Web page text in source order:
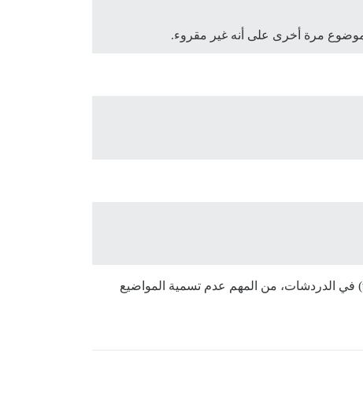
(threads). الآن بعد أن أصبح لدينا موضوعات (threads) في الدردشات، من المهم عدم تسمية المواضيع